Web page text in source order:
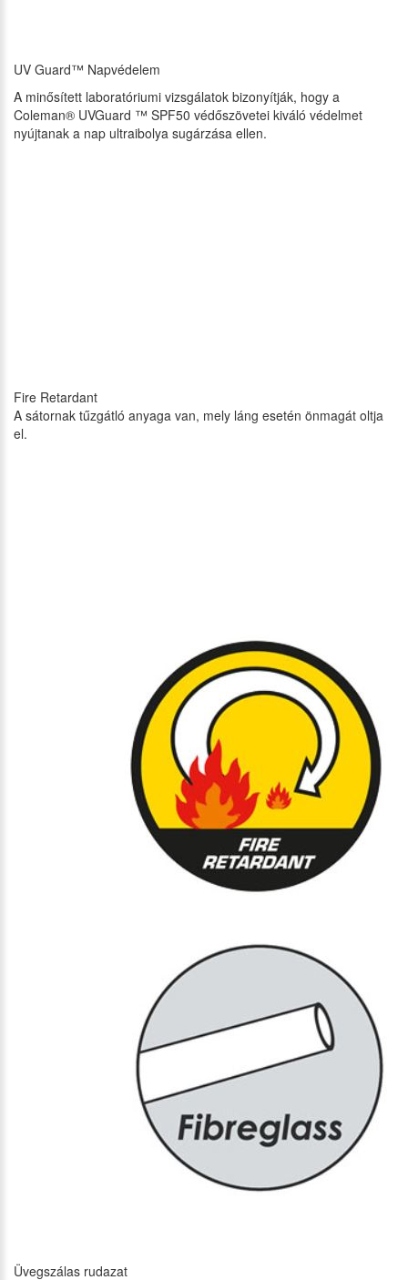
UV Guard™ Napvédelem
A minősített laboratóriumi vizsgálatok bizonyítják, hogy a
Coleman® UVGuard ™ SPF50 védőszövetei kiváló védelmet
nyújtanak a nap ultraibolya sugárzása ellen.
Fire Retardant
A sátornak tűzgátló anyaga van, mely láng esetén önmagát oltja
el.
Üvegszálas rudazat